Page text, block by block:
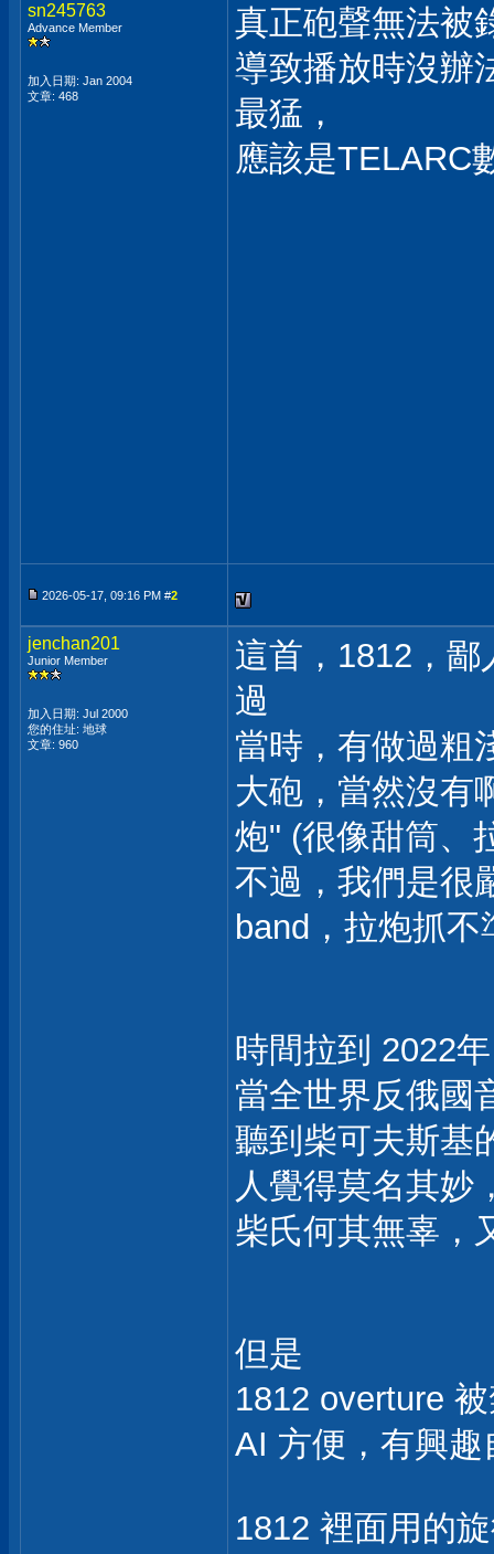
sn245763
Advance Member
加入日期: Jan 2004
文章: 468
真正砲聲無法被
導致播放時沒辦
最猛，
應該是TELARC
2026-05-17, 09:16 PM #2
jenchan201
Junior Member
加入日期: Jul 2000
您的住址: 地球
文章: 960
這首，1812，
過
當時，有做過粗
大砲，當然沒有
炮" (很像甜筒、
不過，我們是很
band，拉炮抓
時間拉到 2022年
當全世界反俄國
聽到柴可夫斯基
人覺得莫名其妙
柴氏何其無辜，
但是
1812 overture
AI 方便，有興趣
1812 裡面用的